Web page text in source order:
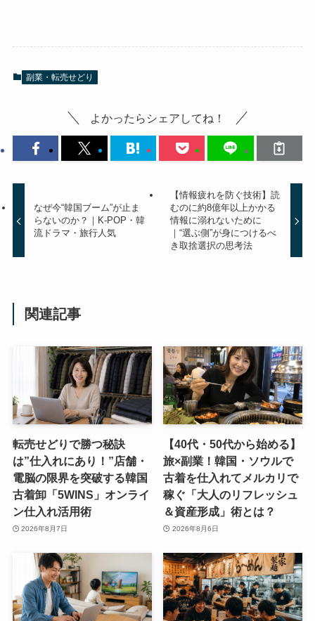
副業・転売せどり
よかったらシェアしてね！
なぜ今“韓国ブーム”が止ま
らないのか？｜K-POP・韓
流ドラマ・旅行人気
【情報疲れを防ぐ技術】読
むのに約8億年以上かかる
情報に溺れないために
｜“選ぶ側”が身につけるべ
き取捨選択の思考法
関連記事
転売せどりで勝つ秘訣
は”仕入れにあり！”店舗・
電脳の限界を突破する韓国
古着卸「5WINS」オンライ
ン仕入れ活用術
2026年8月7日
【40代・50代から始める】
旅×副業！韓国・ソウルで
古着を仕入れてメルカリで
稼ぐ「大人のリフレッシュ
＆資産形成」術とは？
2026年8月6日